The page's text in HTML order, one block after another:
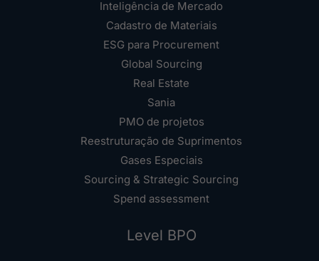
Inteligência de Mercado
Cadastro de Materiais
ESG para Procurement
Global Sourcing
Real Estate
Sania
PMO de projetos
Reestruturação de Suprimentos
Gases Especiais
Sourcing & Strategic Sourcing
Spend assessment
Level BPO